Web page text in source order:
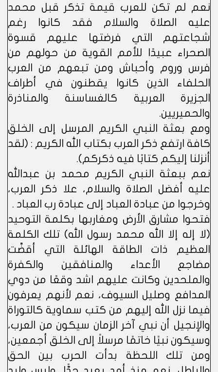
نعم لم تكن للعرب قيمة تذكر قبل محمد
عليه الصلاة والسلام فقد كانوا رغم
شجاعتهم التي فرضتها عليهم قسوة
الصحراء عبيدًا للأمم القوية من حولهم من
فرس وروم وأحباش ومن تبعهم من العرب
الحلفاء الذين كانوا يقطنون في أطراف
الجزيرة العربية كالغساسنة والمناذرة
والحميريين.
ومع بعثة النبي الكريم المرسل إلى الخلق
كافة ارتفع ذكر العرب بكتاب الله الكريم : (لقد
أنزلنا إليكم كتابًا فيه ذكركم).
نعم ببعثة النبي الكريم محمد بن عبدالله
عليه أفضل الصلاة والسلام، علا ذكر العرب،
وخرجوا من عبادة العباد إلى عبادة رب العباد .
فتحوا مشارق الأرض ومغاربها بكلمة التوحيد
(لا إله إلا الله محمد رسول الله) تلك الكلمة
العظيم ذات الطاقة الهائلة التي أقضَّت
مضاجع الأعداء والمنافقين والكفرة
والملحدين وكانت عليهم اشد وقعًا من دوي
المدافع وصليل السيوف، نعم لأنهم يعرفون
فيما نزل الله إليهم من كتب سماوية كالتوراة
والإنجيل أن نبي آخر الزمان سيكون من العرب،
وسيكون نبيًا خاتمًا مرسلاً إلى الخلق أجمعين،
ومن تلك اللحظة بدأت الحرب بين الحق